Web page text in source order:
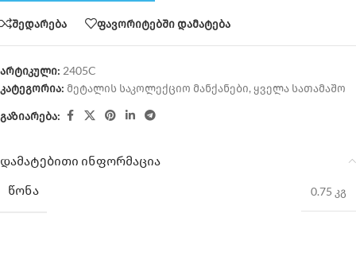
შედარება ფავორიტებში დამატება
არტიკული: 2405C
კატეგორია: მეტალის საკოლექციო მანქანები, ყველა სათამაშო
გაზიარება:
დამატებითი ინფორმაცია
ᲬᲝᲜᲐ
0.75 კგ